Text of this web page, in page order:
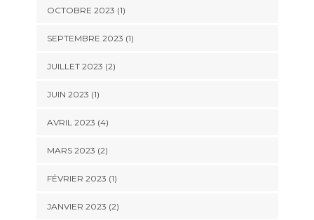
OCTOBRE 2023 (1)
SEPTEMBRE 2023 (1)
JUILLET 2023 (2)
JUIN 2023 (1)
AVRIL 2023 (4)
MARS 2023 (2)
FÉVRIER 2023 (1)
JANVIER 2023 (2)